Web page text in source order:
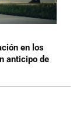
en los
anticipo de